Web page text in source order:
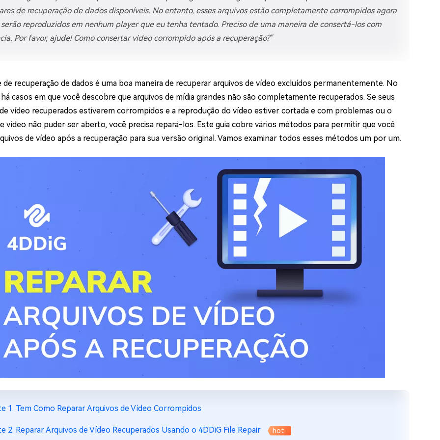
Android
Excluir arquivos duplicados e limpar arquivos inúteis no Mac
Mais Ferramentas
Mac Boot Genius
Grátis
Corrigir Erros de Mac Grátis
Windows 11 Upgrade Checker
Verificador de Atualização do Windows 11 Grátis
de recuperação de dados disponíveis. No entanto, esses arquivos estão completamente corrompidos agora
serão reproduzidos em nenhum player que eu tenha tentado. Preciso de uma maneira de consertá-los com
Por favor, ajude! Como consertar vídeo corrompido após a recuperação?"
recuperação de dados é uma boa maneira de recuperar arquivos de vídeo excluídos permanentemente. No
casos em que você descobre que arquivos de mídia grandes não são completamente recuperados. Se seus
vídeo recuperados estiverem corrompidos e a reprodução do vídeo estiver cortada e com problemas ou o
vídeo não puder ser aberto, você precisa repará-los. Este guia cobre vários métodos para permitir que você
de vídeo após a recuperação para sua versão original. Vamos examinar todos esses métodos um por um.
1. Tem Como Reparar Arquivos de Vídeo Corrompidos
2. Reparar Arquivos de Vídeo Recuperados Usando o 4DDiG File Repair hot